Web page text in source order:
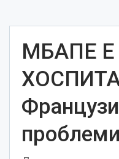
МБАПЕ